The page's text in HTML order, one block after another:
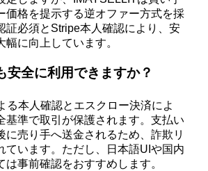
価格を提示する逆オファー方式を採
証必須とStripe本人確認により、安
幅に向上しています。
安全に利用できますか？
る本人確認とエスクロー決済によ
基準で取引が保護されます。支払い
に売り手へ送金されるため、詐欺リ
ています。ただし、日本語UIや国内
は事前確認をおすすめします。